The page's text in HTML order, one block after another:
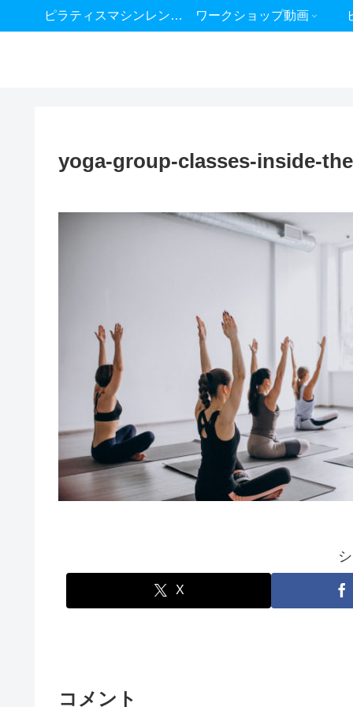
ピラティスマシンレンタル ワークショップ動画
yoga-group-classes-inside-
X
コメント